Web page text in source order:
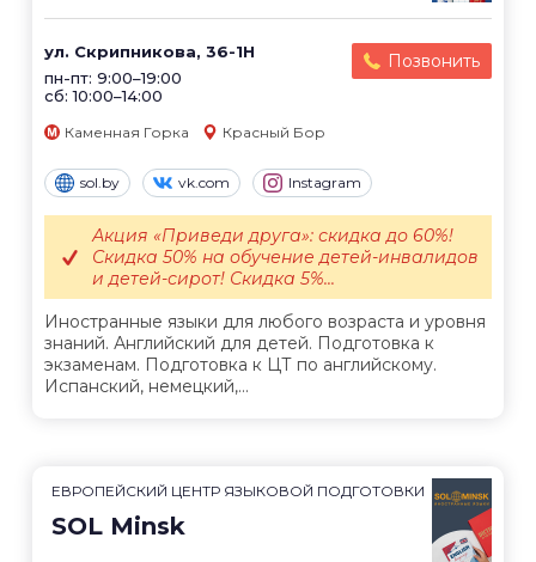
ул. Скрипникова, 36-1Н
пн-пт: 9:00–19:00
сб: 10:00–14:00
Позвонить
Каменная Горка Красный Бор
sol.by vk.com Instagram
Иностранные языки для любого возраста и уровня
знаний. Английский для детей. Подготовка к
экзаменам. Подготовка к ЦТ по английскому.
Испанский, немецкий,...
Акция «Приведи друга»: скидка до 60%!
Скидка 50% на обучение детей-инвалидов
и детей-сирот! Скидка 5%...
ЕВРОПЕЙСКИЙ ЦЕНТР ЯЗЫКОВОЙ ПОДГОТОВКИ
SOL Minsk